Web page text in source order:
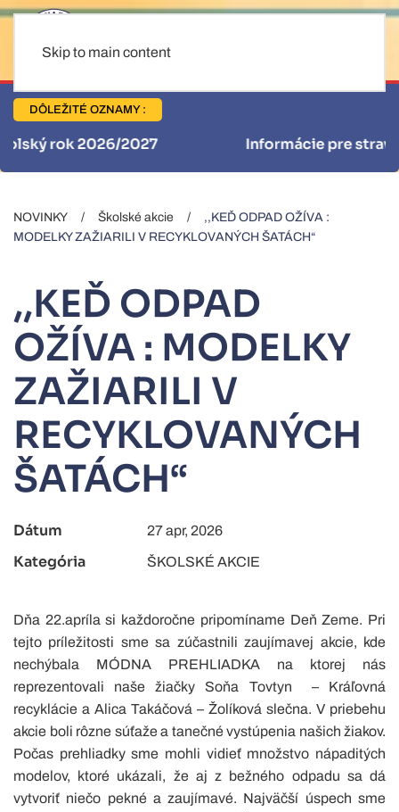
Skip to main content
DÔLEŽITÉ OZNAMY :
Informácie pre stravníkov
NOVINKY Školské akcie
,,KEĎ ODPAD OŽÍVA :
MODELKY ZAŽIARILI V RECYKLOVANÝCH ŠATÁCH“
,,KEĎ ODPAD
OŽÍVA : MODELKY
ZAŽIARILI V
RECYKLOVANÝCH
ŠATÁCH“
Dátum 27 apr, 2026
Kategória ŠKOLSKÉ AKCIE
Dňa 22.apríla si každoročne pripomíname Deň Zeme. Pri
tejto príležitosti sme sa zúčastnili zaujímavej akcie, kde
nechýbala MÓDNA PREHLIADKA na ktorej nás
reprezentovali naše žiačky Soňa Tovtyn – Kráľovná
recyklácie a Alica Takáčová – Žolíková slečna. V priebehu
akcie boli rôzne súťaže a tanečné vystúpenia našich žiakov.
Počas prehliadky sme mohli vidieť množstvo nápaditých
modelov, ktoré ukázali, že aj z bežného odpadu sa dá
vytvoriť niečo pekné a zaujímavé. Najväčší úspech sme